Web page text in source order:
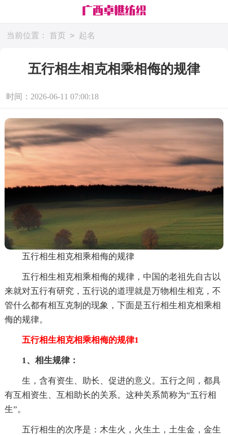
当前位置： 首页 > 起名
五行相生相克相乘相侮的规律
时间：2026-06-11 07:00:18
五行相生相克相乘相侮的规律
五行相生相克相乘相侮的规律，中国的老祖先自古以
来就对五行有研究，五行说的道理就是万物相生相克，不
管什么都有相互克制的现象，下面是五行相生相克相乘相
侮的规律。
五行相生相克相乘相侮的规律1
1、相生规律：
生，含有资生、助长、促进的意义。五行之间，都具
有互相资生、互相助长的关系。这种关系简称为“五行相
生”。
五行相生的次序是：木生火，火生土，土生金，金生